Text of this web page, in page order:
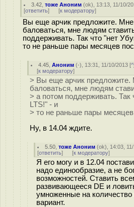
3.42 ,тоже Аноним (ok), 13:13, 11/10/
[ответить] [к модератору]
Вы еще арчик предложите.
баловаться, мне людям
поддерживать. Так что "нет
то не раньше пары месяцев
4.45 ,Аноним (-), 13:31, 11/10/2013 [^
[к модератору]
> Вы еще арчик предложите.
баловаться, мне людям
> а потом поддерживать. Так
LTS!" - и
> то не раньше пары
Ну, в 14.04 ждите.
5.50 ,тоже Аноним (ok), 14:03,
[ответить] [к модератору]
Я его могу и в 12.04
надо единообразие, а не
возможностей. Ставить
развивающееся DE и
умноженные на количество
вариант.